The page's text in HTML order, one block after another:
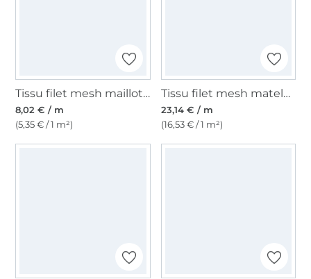
Tissu filet mesh maillot de bain doublure, blanc
8,02 € / m
(5,35 € / 1 m²)
Tissu filet mesh matelassé 3D, turquoise
23,14 € / m
(16,53 € / 1 m²)